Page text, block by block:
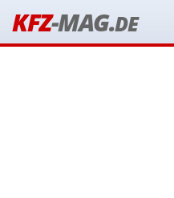
KFZ-MAG.DE